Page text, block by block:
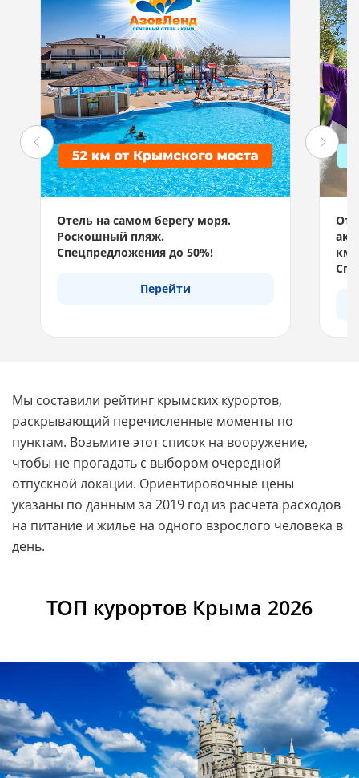
Отель на самом берегу моря.
Роскошный пляж.
Спецпредложения до 50%!
Перейти
км
Мы составили рейтинг крымских курортов,
раскрывающий перечисленные моменты по
пунктам. Возьмите этот список на вооружение,
чтобы не прогадать с выбором очередной
отпускной локации. Ориентировочные цены
указаны по данным за 2019 год из расчета расходов
на питание и жилье на одного взрослого человека в
день.
ТОП курортов Крыма 2026